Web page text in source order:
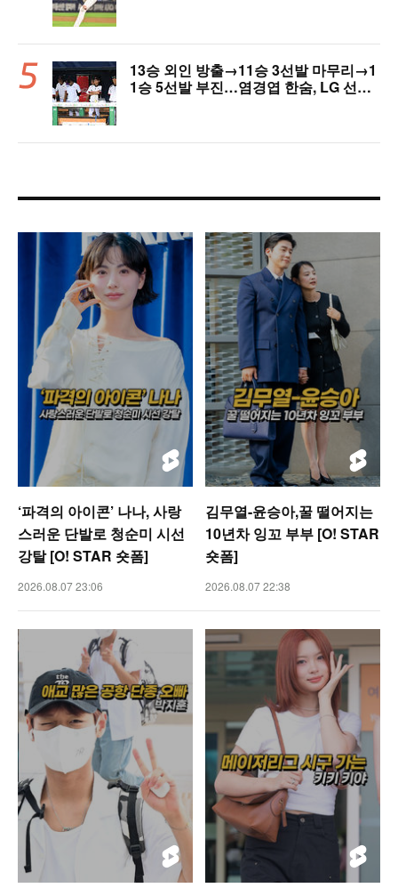
13승 외인 방출→11승 3선발 마무리→1
1승 5선발 부진…염경엽 한숨, LG 선발
‘파격의 아이콘’ 나나, 사랑
스러운 단발로 청순미 시선
강탈 [O! STAR 숏폼]
2026.08.07 23:06
김무열-윤승아,꿀 떨어지는
10년차 잉꼬 부부 [O! STAR
숏폼]
2026.08.07 22:38